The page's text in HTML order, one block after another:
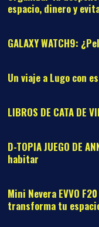
espacio, dinero y
GALAXY WATCH9:
Un viaje a Lugo con
LIBROS DE CATA DE
D-TOPIA JUEGO DE
habitar
Mini Nevera EVVO
transforma tu